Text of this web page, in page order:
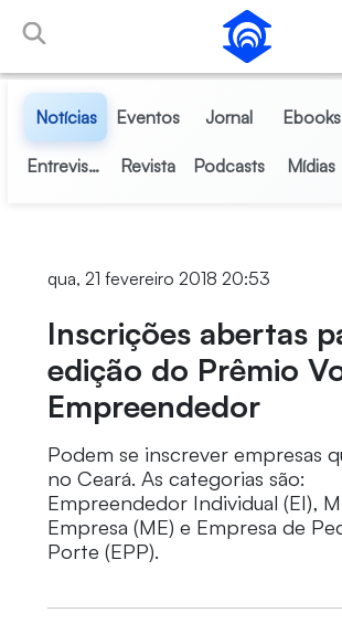
Pular para o Conteúdo principal
Notícias Eventos Jornal Ebooks
Entrevistas Revista Podcasts Mídias
qua, 21 fevereiro 2018 20:53
Inscrições abertas
edição do Prêmio
Empreendedor
Podem se inscrever empresas
no Ceará. As categorias são:
Empreendedor Individual (EI),
Empresa (ME) e Empresa de
Porte (EPP).